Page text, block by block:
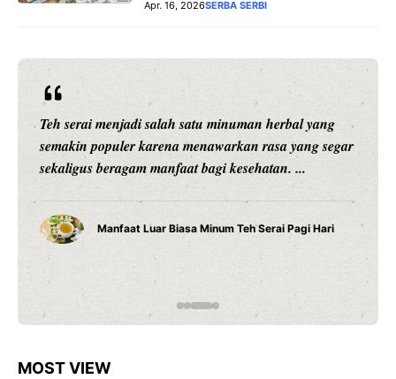
Apr. 16, 2026SERBA SERBI
yang
yang segar
Pagi Hari
Setiap anak adalah individu yang unik.
memiliki minat, kemampuan, karakter,
belajar, dan cara memahami sesuatu yang
beda. Karena ...
Cara Belajar yang Tepat Anak Tumbuh
MOST VIEW